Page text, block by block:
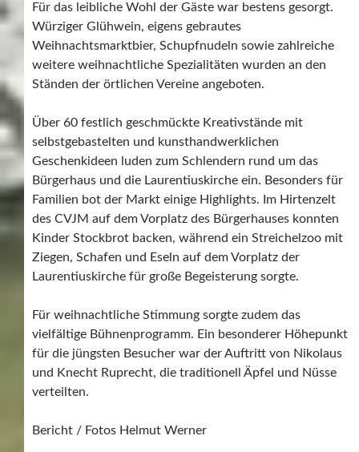
Für das leibliche Wohl der Gäste war bestens gesorgt.
Würziger Glühwein, eigens gebrautes
Weihnachtsmarktbier, Schupfnudeln sowie zahlreiche
weitere weihnachtliche Spezialitäten wurden an den
Ständen der örtlichen Vereine angeboten.
Über 60 festlich geschmückte Kreativstände mit
selbstgebastelten und kunsthandwerklichen
Geschenkideen luden zum Schlendern rund um das
Bürgerhaus und die Laurentiuskirche ein. Besonders für
Familien bot der Markt einige Highlights. Im Hirtenzelt
des CVJM auf dem Vorplatz des Bürgerhauses konnten
Kinder Stockbrot backen, während ein Streichelzoo mit
Ziegen, Schafen und Eseln auf dem Vorplatz der
Laurentiuskirche für große Begeisterung sorgte.
Für weihnachtliche Stimmung sorgte zudem das
vielfältige Bühnenprogramm. Ein besonderer Höhepunkt
für die jüngsten Besucher war der Auftritt von Nikolaus
und Knecht Ruprecht, die traditionell Äpfel und Nüsse
verteilten.
Bericht / Fotos Helmut Werner